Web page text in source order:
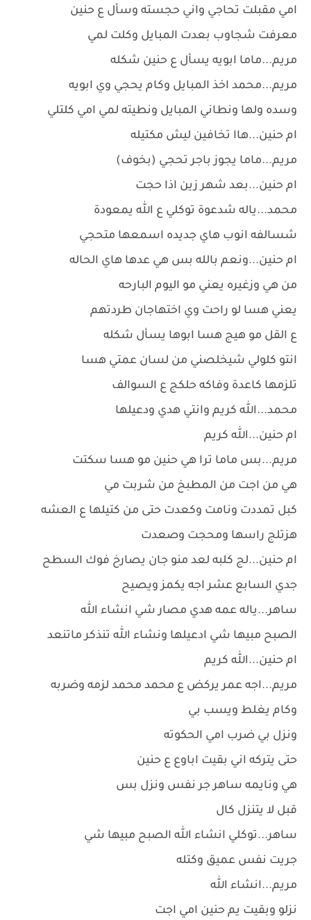
امي مقبلت تحاجي واني حجسته وسأل ع حنين
معرفت شجاوب بعدت المبايل وكلت لمي
مريم...ماما ابويه يسأل ع حنين شكله
مريم...محمد اخذ المبايل وكام يحجي وي ابويه
وسده ولها ونطاني المبايل ونطيته لمي امي كلتلي
ام حنين...هاا تخافين ليش مكتيله
مريم...ماما يجوز باجر تحجي (بخوف)
ام حنين...بعد شهر زين اذا حجت
محمد...ياله شدعوة توكلي ع الله يمعودة
شسالفه انوب هاي جديده اسمعها متحجي
ام حنين...ونعم بالله بس هي عدها هاي الحاله
من هي وزغيره يعني مو اليوم البارحه
يعني هسا لو راحت وي اختهاجان طردتهم
ع القل مو هيج هسا ابوها يسأل شكله
انتو كلولي شيخلصني من لسان عمتي هسا
تلزمها كاعدة وفاكه حلكج ع السوالف
محمد...الله كريم وانتي هدي ودعيلها
ام حنين...الله كريم
مريم...بس ماما ترا هي حنين مو هسا سكتت
هي من اجت من المطبخ من شربت مي
كبل تمددت ونامت وكعدت حتى من كتيلها ع العشه
هزتلج راسها ومحجت وصعدت
ام حنين...لج كلبه لعد منو جان يصارخ فوك السطح
جدي السابع عشر اجه يكمز ويصيح
ساهر...ياله عمه هدي مصار شي انشاء الله
الصبح مبيها شي ادعيلها ونشاء الله تنذكر ماتنعد
ام حنين...الله كريم
مريم...اجه عمر يركض ع محمد محمد لزمه وضربه
وكام يغلط ويسب بي
ونزل بي ضرب امي الحكوته
حتى يتركه اني بقيت اباوع ع حنين
هي ونايمه ساهر جر نفس ونزل بس
قبل لا يتنزل كال
ساهر...توكلي انشاء الله الصبح مبيها شي
جريت نفس عميق وكتله
مريم...انشاء الله
نزلو وبقيت يم حنين امي اجت